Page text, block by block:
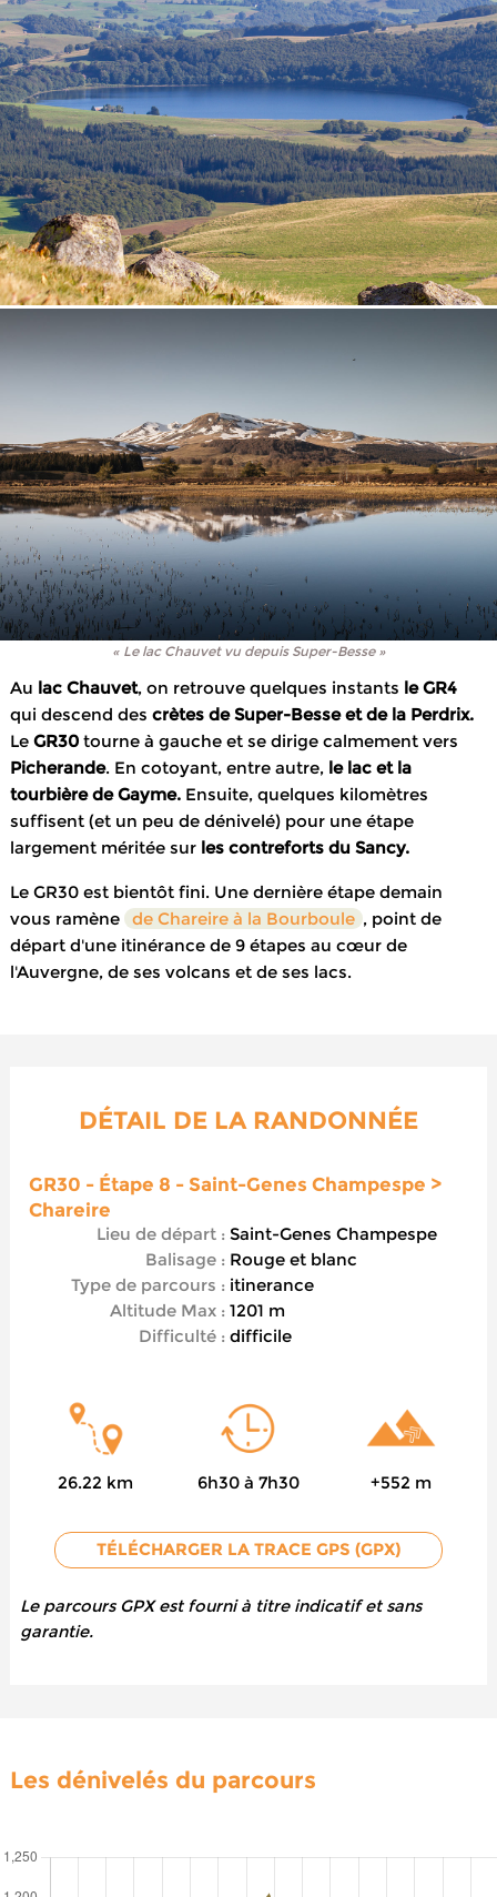
« Le lac Chauvet vu depuis Super-Besse »
Au lac Chauvet, on retrouve quelques instants le GR4
qui descend des crètes de Super-Besse et de la Perdrix.
Le GR30tourne à gauche et se dirige calmement vers
Picherande. En cotoyant, entre autre, le lac et la
tourbière de Gayme.Ensuite, quelques kilomètres
suffisent (et un peu de dénivelé) pour une étape
largement méritée sur les contreforts du Sancy.
Le GR30 est bientôt fini. Une dernière étape demain
vous ramène de Chareire à la Bourboule , point de
départ d'une itinérance de 9 étapes au cœur de
l'Auvergne, de ses volcans et de ses lacs.
DÉTAIL DE LA RANDONNÉE
GR30 - Étape 8 - Saint-Genes Champespe >
Chareire
Lieu de départ : Saint-Genes Champespe
Balisage : Rouge et blanc
Type de parcours : itinerance
Altitude Max : 1201 m
Difficulté : difficile
26.22 km 6h30 à 7h30 +552 m
TÉLÉCHARGER LA TRACE GPS (GPX)
Le parcours GPX est fourni à titre indicatif et sans
garantie.
Les dénivelés du parcours